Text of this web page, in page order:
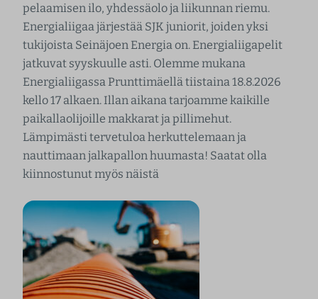
pelaamisen ilo, yhdessäolo ja liikunnan riemu.
Energialiigaa järjestää SJK juniorit, joiden yksi
tukijoista Seinäjoen Energia on. Energialiigapelit
jatkuvat syyskuulle asti. Olemme mukana
Energialiigassa Prunttimäellä tiistaina 18.8.2026
kello 17 alkaen. Illan aikana tarjoamme kaikille
paikallaolijoille makkarat ja pillimehut.
Lämpimästi tervetuloa herkuttelemaan ja
nauttimaan jalkapallon huumasta! Saatat olla
kiinnostunut myös näistä